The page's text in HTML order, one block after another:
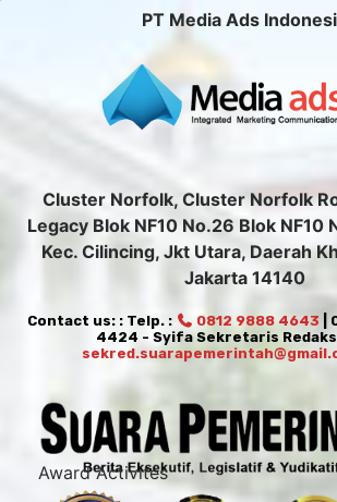
PT Media Ads
Cluster Norfolk, Cluster Norfolk
Legacy Blok NF10 No.26 Blok NF10
Kec. Cilincing, Jkt Utara, Daerah
Jakarta 14140
Contact us: : Telp. : 0812 9888 4643 |
4424 - Syifa Sekretaris Redaksi
Award Activites